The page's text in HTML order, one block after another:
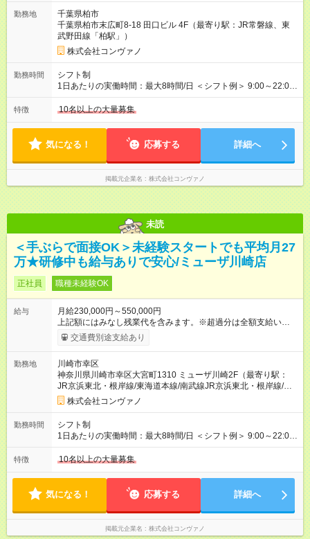
円～ （期間中は契約社員） ※社内基準を満たした場合は、その
後正規登用可 【年収例】 ◆エリアマネージャー 月給25万円＋役
職手当3万円＋インセン14万5，781円＝42万5，781円 ◆店長
月給 25万円＋役職手当1万円＋インセン8万2，547円＝34万2，
547円 ◆社員(役職なし) 月給23万円＋インセン1万4701円＝24
万4，701円 ＜別途支給手当＞ ・インセンティブ：月10万円以
上も可能！ ・賞与：年2回(6月/12月)※業績による ・交通費：月
たり) ・回数：随時 ・反映時期：次月の給与から ・評価手法：
社内評価に基づく ※あなたの頑張りをしっかり評価します！で
きることが増えるほどお給料に反映される環境です。 【試用期
間】試用期間あり 試用期間の長さ：6ヶ月 ※ 雇用形態と給与
に、本採用時と異なる部分があります。 雇用形態：中途採用
（契約社員） 給与：月給 220,000円以上 上記額にはみなし残業
代 8,552円／月 みなし残業時間 5.5時間／月
勤務地
千葉県柏市
千葉県柏市末広町8-18 田口ビル 4F（最寄り駅：JR常磐線、東
武野田線「柏駅」）
株式会社コンヴァノ
勤務時間
シフト制
1日あたりの実働時間：最大8時間/日 ＜シフト例＞ 9:00～22:00
でのシフト制（実働8時間／休憩60分） ※残業時間は月平均で
10時間程度 ※営業時間は【平日】11：00～22：00、【土日祝】
ます。
特徴 10名以上の大量募集
気になる！ 応募する 詳細へ
掲載元企業名 株式会社コンヴァノ
未読
＜手ぶらで面接OK＞未経験スタートでも平均月27
万★研修中も給与ありで安心/ミューザ川崎店
正社員 職種未経験OK
給与
月給230,000円～550,000円
上記額にはみなし残業代を含みます。※超過分は全額支給いたし
ます。 みなし残業代 8,940円／月 みなし残業時間 5.5時間／月
上記には、月5.5時間分のみなし残業代(8，940円)を含む。超過
円～ （期間中は契約社員） ※社内基準を満たした場合は、その
後正規登用可 【年収例】 ◆エリアマネージャー 月給25万円＋役
職手当3万円＋インセン14万5，781円＝42万5，781円 ◆店長
月給 25万円＋役職手当1万円＋インセン8万2，547円＝34万2，
547円 ◆社員(役職なし) 月給23万円＋インセン1万4701円＝24
万4，701円 ＜別途支給手当＞ ・インセンティブ：月10万円以
上も可能！ ・賞与：年2回(6月/12月)※業績による ・交通費：月
たり) ・回数：随時 ・反映時期：次月の給与から ・評価手法：
社内評価に基づく ※あなたの頑張りをしっかり評価します！で
きることが増えるほどお給料に反映される環境です。 【試用期
間】試用期間あり 試用期間の長さ：6ヶ月 ※ 雇用形態と給与
に、本採用時と異なる部分があります。 雇用形態：中途採用
（契約社員） 給与：月給 220,000円以上 上記額にはみなし残業
代 8,552円／月 みなし残業時間 5.5時間／月
交通費別途支給あり
勤務地
川崎市幸区
神奈川県川崎市幸区大宮町1310 ミューザ川崎2F（最寄り駅：
JR京浜東北・根岸線/東海道本線/南武線JR京浜東北・根岸線/東
海道本線/南武線）
株式会社コンヴァノ
勤務時間
シフト制
1日あたりの実働時間：最大8時間/日 ＜シフト例＞ 9:00～22:00
でのシフト制（実働8時間／休憩60分） ※残業時間は月平均で
10時間程度 ※営業時間は【平日】11：00～22：00、【土日祝】
ます。
特徴 10名以上の大量募集
気になる！ 応募する 詳細へ
掲載元企業名 株式会社コンヴァノ